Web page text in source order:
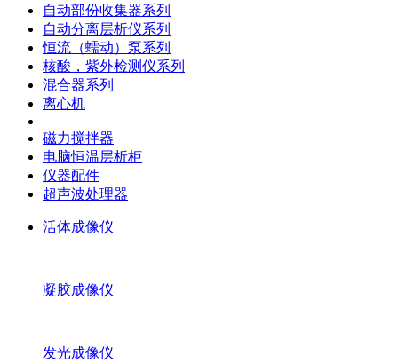
自动部份收集器系列
自动分离层析仪系列
恒流（蠕动）泵系列
核酸，紫外检测仪系列
混合器系列
离心机
磁力搅拌器
电脑恒温层析柜
仪器配件
超声波处理器
活体成像仪
凝胶成像仪
发光成像仪